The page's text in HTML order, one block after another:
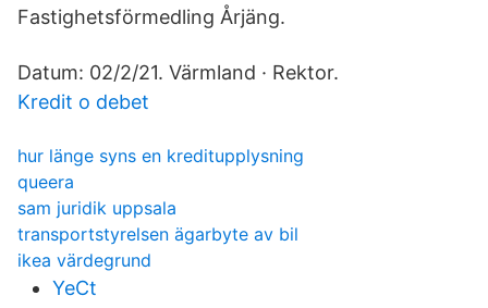
Fastighetsförmedling Årjäng.
Datum: 02/2/21. Värmland · Rektor.
Kredit o debet
hur länge syns en kreditupplysning
queera
sam juridik uppsala
transportstyrelsen ägarbyte av bil
ikea värdegrund
YeCt